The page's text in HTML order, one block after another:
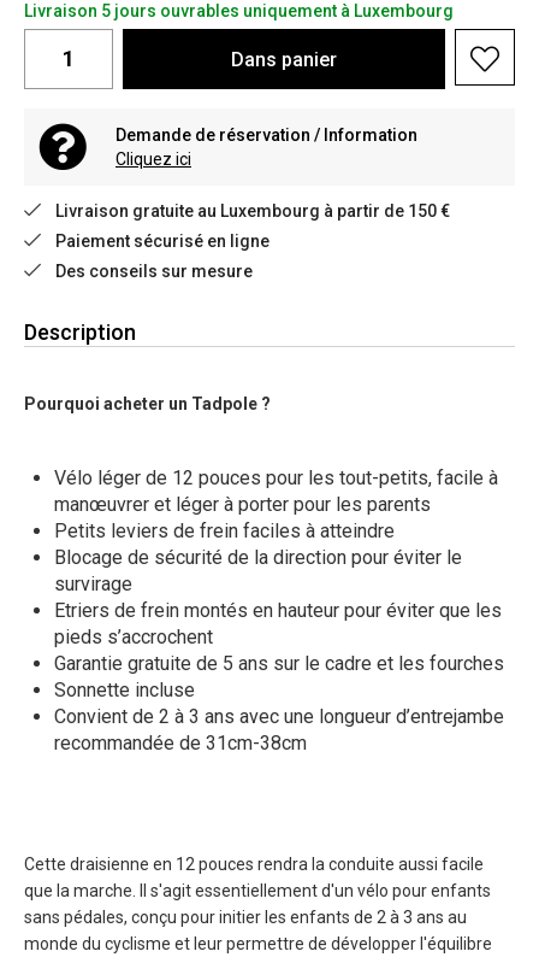
Livraison 5 jours ouvrables uniquement à Luxembourg
Dans panier
Demande de réservation / Information
Cliquez ici
Livraison gratuite au Luxembourg à partir de 150 €
Paiement sécurisé en ligne
Des conseils sur mesure
Description
Pourquoi acheter un Tadpole ?
Vélo léger de 12 pouces pour les tout-petits, facile à
manœuvrer et léger à porter pour les parents
Petits leviers de frein faciles à atteindre
Blocage de sécurité de la direction pour éviter le
survirage
Etriers de frein montés en hauteur pour éviter que les
pieds s’accrochent
Garantie gratuite de 5 ans sur le cadre et les fourches
Sonnette incluse
Convient de 2 à 3 ans avec une longueur d’entrejambe
recommandée de 31cm-38cm
Cette draisienne en 12 pouces rendra la conduite aussi facile
que la marche. Il s'agit essentiellement d'un vélo pour enfants
sans pédales, conçu pour initier les enfants de 2 à 3 ans au
monde du cyclisme et leur permettre de développer l'équilibre